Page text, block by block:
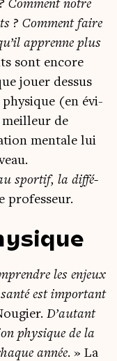
Com­ment notre
? Com­ment faire
apprenne plus
sont encore
jouer des­sus
(en évi­
de
men­tale lui
spor­tif, la dif­fé­
pro­fes­seur.
les enjeux
est impor­tant
D’autant
phy­sique de la
année. » La